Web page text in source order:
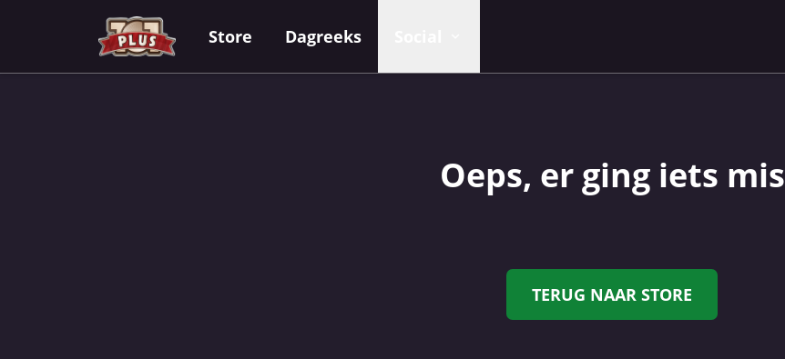
Store Dagreeks
Oeps, er ging iets mis
TERUG NAAR STORE